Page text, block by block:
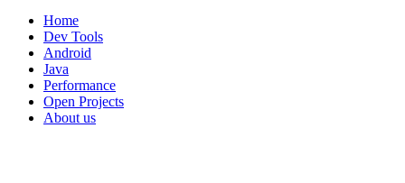
Skip
content
Home
Dev Tools
Android
Java
Performance
Open Projects
About us